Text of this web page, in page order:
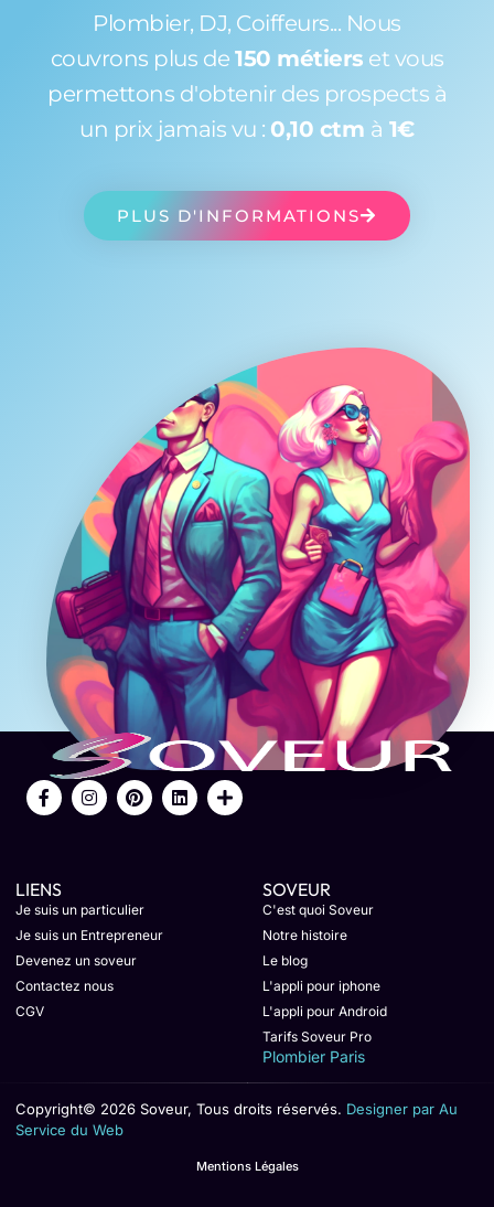
Plombier, DJ, Coiffeurs... Nous
couvrons plus de 150 métiers et vous
permettons d'obtenir des prospects à
un prix jamais vu : 0,10 ctm à 1€
PLUS D'INFORMATIONS
LIENS
Je suis un particulier
Je suis un Entrepreneur
Devenez un soveur
Contactez nous
CGV
SOVEUR
C'est quoi Soveur
Notre histoire
Le blog
L'appli pour iphone
L'appli pour Android
Tarifs Soveur Pro
Plombier Paris
Copyright© 2026 Soveur, Tous droits réservés. Designer par Au
Service du Web
Mentions Légales